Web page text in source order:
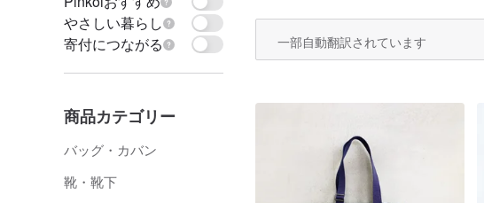
やさしい暮らし
寄付につながる
商品カテゴリー
バッグ・カバン
靴・靴下
一部自動翻訳されています